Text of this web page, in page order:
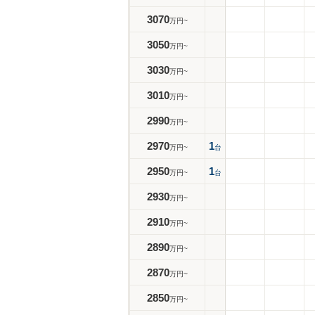
3070万円~
3050万円~
3030万円~
3010万円~
2990万円~
2970万円~ 1台
2950万円~ 1台
2930万円~
2910万円~
2890万円~
2870万円~
2850万円~